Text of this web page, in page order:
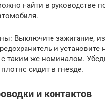
найти в руководстве
Выключите зажигание,
и установите
с таким же номиналом.
сидит в гнезде.
и контактов